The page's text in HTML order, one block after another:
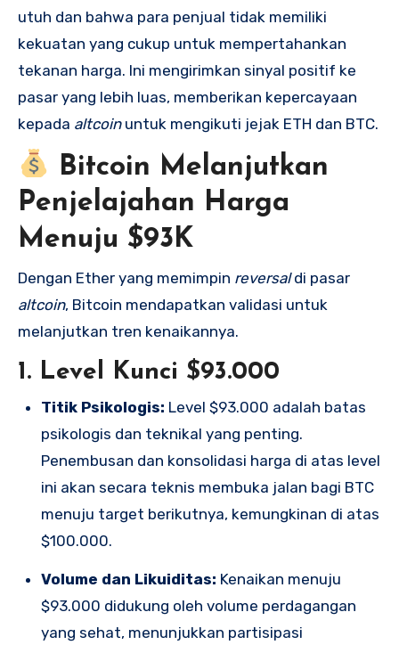
utuh dan bahwa para penjual tidak memiliki
kekuatan yang cukup untuk mempertahankan
tekanan harga. Ini mengirimkan sinyal positif ke
pasar yang lebih luas, memberikan kepercayaan
kepada altcoinuntuk mengikuti jejak ETH dan BTC.
Bitcoin Melanjutkan
Penjelajahan Harga
Menuju $93K
Dengan Ether yang memimpin reversaldi pasar
altcoin, Bitcoin mendapatkan validasi untuk
melanjutkan tren kenaikannya.
1. Level Kunci $93.000
Titik Psikologis: Level $93.000 adalah batas
psikologis dan teknikal yang penting.
Penembusan dan konsolidasi harga di atas level
ini akan secara teknis membuka jalan bagi BTC
menuju target berikutnya, kemungkinan di atas
$100.000.
Volume dan Likuiditas: Kenaikan menuju
$93.000 didukung oleh volume perdagangan
yang sehat, menunjukkan partisipasi